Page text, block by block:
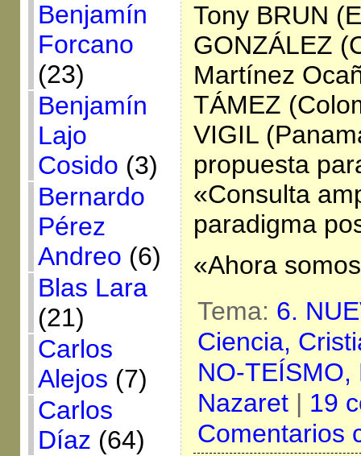
Benjamín
Forcano
(23)
Benjamín
Lajo
Cosido (3)
Bernardo
Pérez
Andreo (6)
Blas Lara
(21)
Carlos
Alejos (7)
Carlos
Díaz (64)
Tony BRUN
GONZÁLEZ
Martínez
TÁMEZ
VIGIL
propuesta
«Consulta
paradigma
«Ahora
Tema: 6.
Ciencia,
NO-TEÍSMO,
Nazaret| 19
Comentarios